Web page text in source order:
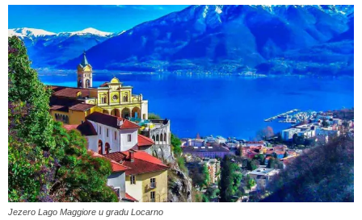
Jezero Lago Maggiore u gradu Locarno